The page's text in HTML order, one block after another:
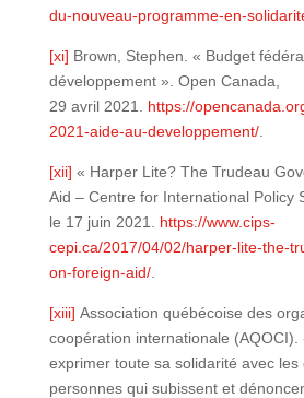
du-nouveau-programme-en-
[xi] Brown, Stephen. « Budget
développement ». Open Canada,
29 avril 2021. https://
2021-aide-au-developpement/.
[xii] « Harper Lite? The Trudeau
Aid – Centre for International Policy
le 17 juin 2021. https://www.cips-
cepi.ca/2017/04/02/harper-lite-the-
on-foreign-aid/.
[xiii] Association québécoise des
coopération internationale (AQOCI).
exprimer toute sa solidarité avec les
personnes qui subissent et